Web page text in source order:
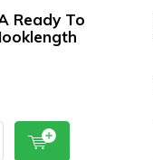
Ready To